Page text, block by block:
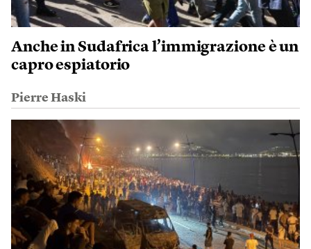
Anche in Sudafrica l’immigrazione è un
capro espiatorio
Pierre Haski